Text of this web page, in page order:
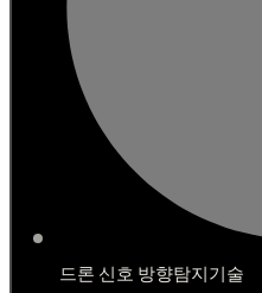
드론 신호 방향탐지기술